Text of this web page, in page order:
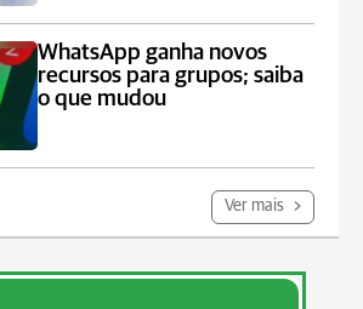
WhatsApp ganha novos
recursos para grupos; saiba
o que mudou
Ver mais